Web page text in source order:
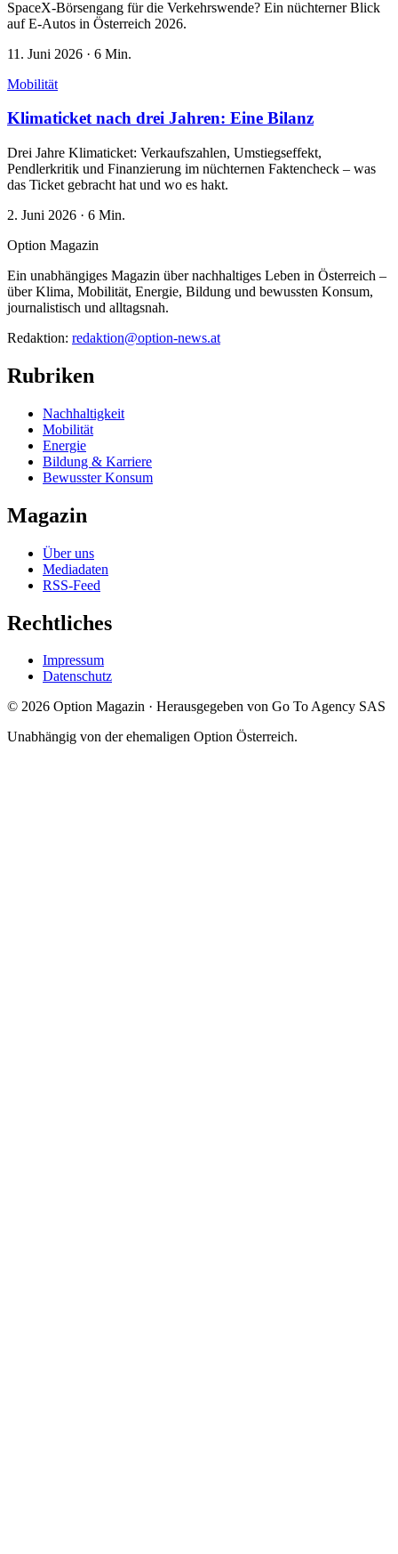
SpaceX-Börsengang für die Verkehrswende? Ein nüchterner Blick
auf E-Autos in Österreich 2026.
11. Juni 2026 · 6 Min.
Mobilität
Klimaticket nach drei Jahren: Eine Bilanz
Drei Jahre Klimaticket: Verkaufszahlen, Umstiegseffekt,
Pendlerkritik und Finanzierung im nüchternen Faktencheck – was
das Ticket gebracht hat und wo es hakt.
2. Juni 2026 · 6 Min.
Option Magazin
Ein unabhängiges Magazin über nachhaltiges Leben in Österreich –
über Klima, Mobilität, Energie, Bildung und bewussten Konsum,
journalistisch und alltagsnah.
Redaktion: redaktion@option-news.at
Rubriken
Nachhaltigkeit
Mobilität
Energie
Bildung & Karriere
Bewusster Konsum
Magazin
Über uns
Mediadaten
RSS-Feed
Rechtliches
Impressum
Datenschutz
© 2026 Option Magazin · Herausgegeben von Go To Agency SAS
Unabhängig von der ehemaligen Option Österreich.